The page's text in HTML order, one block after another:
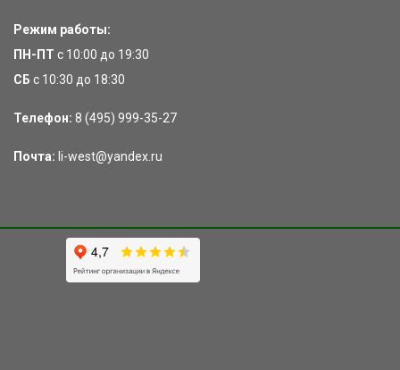
Режим работы:
ПН-ПТ с 10:00 до 19:30
СБ с 10:30 до 18:30
Телефон: 8 (495) 999-35-27
Почта: li-west@yandex.ru